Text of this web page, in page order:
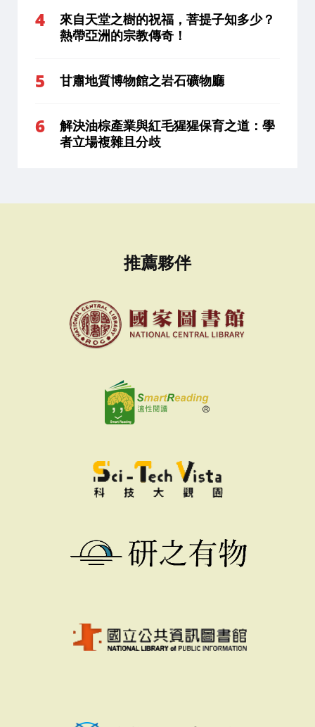
來自天堂之樹的祝福，菩提子知多少？
熱帶亞洲的宗教傳奇！
甘肅地質博物館之岩石礦物廳
解決油棕產業與紅毛猩猩保育之道：學
者立場複雜且分歧
推薦夥伴